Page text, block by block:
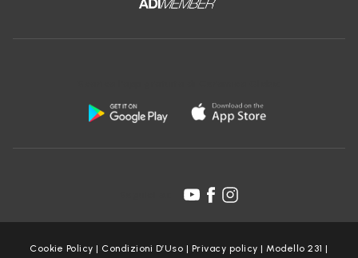
Cookie Policy | Condizioni D’Uso | Privacy policy |Modello 231 |